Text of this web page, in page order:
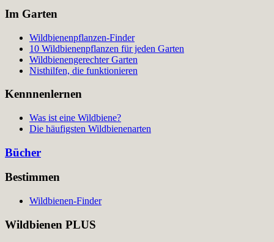
Im Garten
Wildbienenpflanzen-Finder
10 Wildbienenpflanzen für jeden Garten
Wildbienengerechter Garten
Nisthilfen, die funktionieren
Kennnenlernen
Was ist eine Wildbiene?
Die häufigsten Wildbienenarten
Bücher
Bestimmen
Wildbienen-Finder
Wildbienen PLUS